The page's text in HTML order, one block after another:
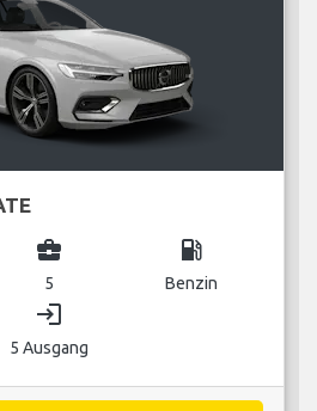
business_center
5
local_gas_station
Benzin
login
5 Ausgang